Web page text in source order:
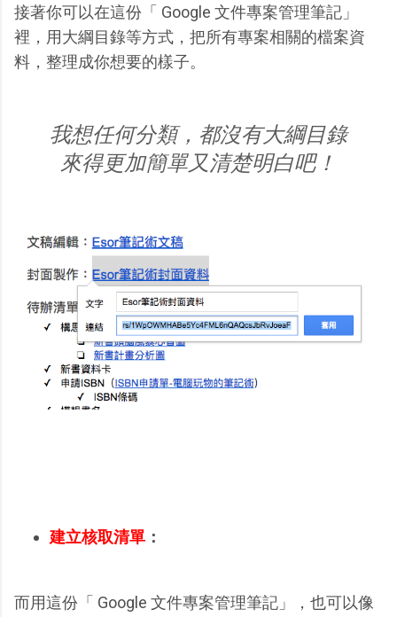
接著你可以在這份「 Google 文件專案管理筆記」
裡，用大綱目錄等方式，把所有專案相關的檔案資
料，整理成你想要的樣子。
我想任何分類，都沒有大綱目錄
來得更加簡單又清楚明白吧！
建立核取清單 ：
而用這份「 Google 文件專案管理筆記」，也可以像